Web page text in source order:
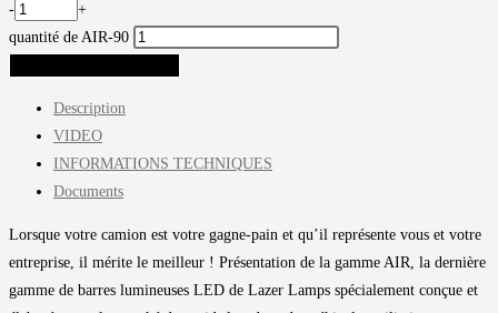
-
+
quantité de AIR-90
Description
VIDEO
INFORMATIONS TECHNIQUES
Documents
Lorsque votre camion est votre gagne-pain et qu’il représente vous et votre
entreprise, il mérite le meilleur ! Présentation de la gamme AIR, la dernière
gamme de barres lumineuses LED de Lazer Lamps spécialement conçue et